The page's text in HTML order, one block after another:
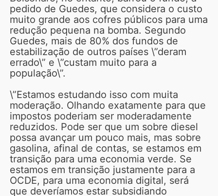
pedido de Guedes, que considera o custo
muito grande aos cofres públicos para uma
redução pequena na bomba. Segundo
Guedes, mais de 80% dos fundos de
estabilização de outros países \”deram
errado\” e \”custam muito para a
população\”.
\”Estamos estudando isso com muita
moderação. Olhando exatamente para que
impostos poderiam ser moderadamente
reduzidos. Pode ser que um sobre diesel
possa avançar um pouco mais, mas sobre
gasolina, afinal de contas, se estamos em
transição para uma economia verde. Se
estamos em transição justamente para a
OCDE, para uma economia digital, será
que deveríamos estar subsidiando